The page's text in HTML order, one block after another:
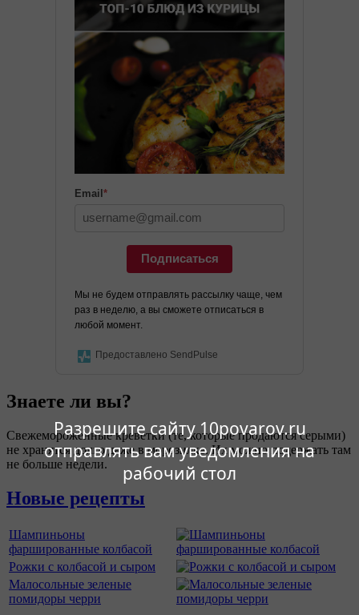
Разрешите сайту 10povarov.ru
отправлять вам уведомления на
рабочий стол
Email *
Подписаться
Мы не будем отправлять рассылку чаще, чем
раз в неделю, а вы сможете отписаться в
любой момент.
Предоставлено SendPulse
Знаете ли вы?
Свежемороженные креветки (те, которые продаются серыми)
не хранятся долго даже в морозилке. Их можно подержать там
не больше недели.
Новые рецепты
Шампиньоны
фаршированные колбасой
Рожки с колбасой и сыром
Малосольные зеленые
помидоры черри